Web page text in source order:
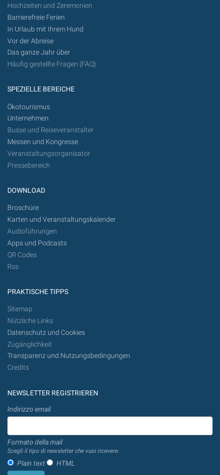
Hochzeiten und Zeremonien
Barrierefreie Ferien
In Urlaub mit Ihrem Hund
Vor der Abreise
Das ganze Jahr über
Häufig gestellte Fragen (FAQ)
SPEZIELLE BEREICHE
Ökotourismus
Unternehmen
Busse und Reiseveranstalter
Messen und Kongresse
Veranstaltungsorganisator
Pressebereich
DOWNLOAD
Broschüre
Karten und Veranstaltungskalender
Audioführungen
Apps und Podcasts
QR Codes
Rss
PRAKTISCHE TIPPS
Sitemap
Nützliche Links
Datenschutz und Cookies
Zugänglichkeit
Transparenz und Nutzungsbedingungen
Credits
NEWSLETTER REGISTRIEREN
Indirizzo email
Formato della mail
Scegli il tipo di newsletter che vuoi ricevere.
Plain text HTML